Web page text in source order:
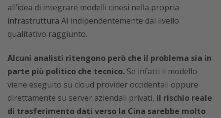
all’idea di integrare modelli cinesi nella propria
infrastruttura AI indipendentemente dal livello
qualitativo raggiunto.
Alcuni analisti ritengono però che il problema sia in
parte più politico che tecnico. Se infatti il modello
viene eseguito su cloud provider occidentali oppure
direttamente su server aziendali privati, il rischio reale
di trasferimento dati verso la Cina sarebbe molto